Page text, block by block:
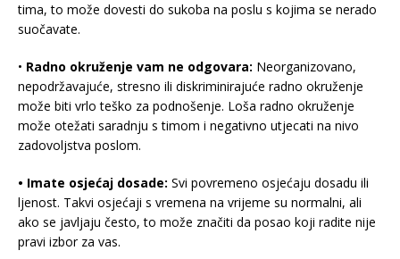
tima, to može dovesti do sukoba na poslu s kojima se nerado
suočavate.
• Radno okruženje vam ne odgovara: Neorganizovano,
nepodržavajuće, stresno ili diskriminirajuće radno okruženje
može biti vrlo teško za podnošenje. Loša radno okruženje
može otežati saradnju s timom i negativno utjecati na nivo
zadovoljstva poslom.
• Imate osjećaj dosade: Svi povremeno osjećaju dosadu ili
ljenost. Takvi osjećaji s vremena na vrijeme su normalni, ali
ako se javljaju često, to može značiti da posao koji radite nije
pravi izbor za vas.